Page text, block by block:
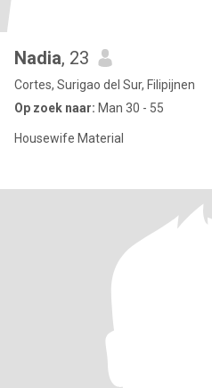
Nadia, 23
Cortes, Surigao del Sur, Filipijnen
Op zoek naar: Man 30 - 55
Housewife Material